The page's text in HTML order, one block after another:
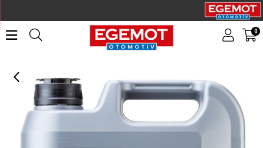
0
LIQUI MOLY 5W30 Motor Yağı Top Tec 4410 4 Litre (21403)